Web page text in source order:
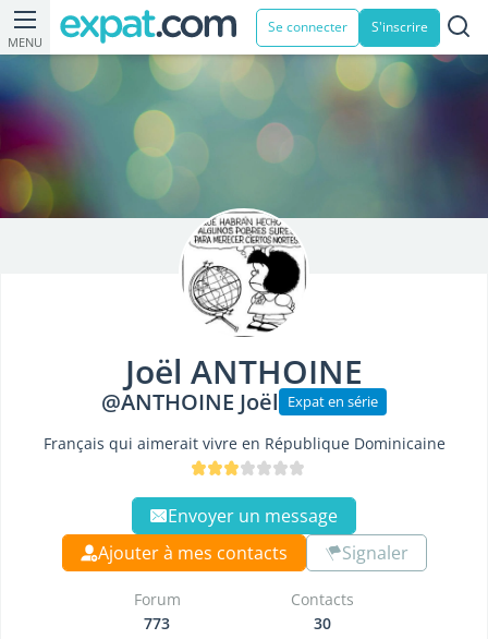
MENU
Se connecter S'inscrire
Joël ANTHOINE
@ANTHOINE Joël Expat en série
Français qui aimerait vivre en République Dominicaine
Envoyer un message
Ajouter à mes contacts
Signaler
Forum
773
Contacts
30